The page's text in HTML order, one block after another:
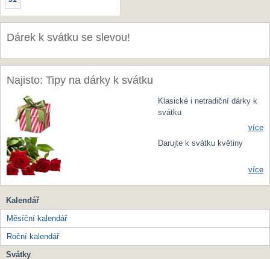
Dárek k svátku se slevou!
Najisto: Tipy na dárky k svátku
Klasické i netradiční dárky k
svátku
více
Darujte k svátku květiny
více
Kalendář
Měsíční kalendář
Roční kalendář
Svátky